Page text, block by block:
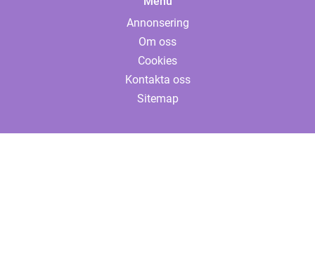
Annonsering
Om oss
Cookies
Kontakta oss
Sitemap